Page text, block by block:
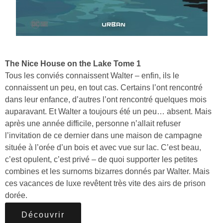
The Nice House on the Lake Tome 1
Tous les conviés connaissent Walter – enfin, ils le
connaissent un peu, en tout cas. Certains l’ont rencontré
dans leur enfance, d’autres l’ont rencontré quelques mois
auparavant. Et Walter a toujours été un peu… absent. Mais
après une année difficile, personne n’allait refuser
l’invitation de ce dernier dans une maison de campagne
située à l’orée d’un bois et avec vue sur lac. C’est beau,
c’est opulent, c’est privé – de quoi supporter les petites
combines et les surnoms bizarres donnés par Walter. Mais
ces vacances de luxe revêtent très vite des airs de prison
dorée.
Découvrir